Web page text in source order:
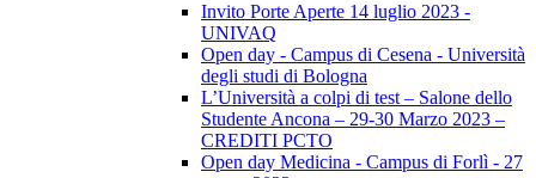
Invito Porte Aperte 14 luglio 2023 -
UNIVAQ
Open day - Campus di Cesena - Università
degli studi di Bologna
L’Università a colpi di test – Salone dello
Studente Ancona – 29-30 Marzo 2023 –
CREDITI PCTO
Open day Medicina - Campus di Forlì - 27